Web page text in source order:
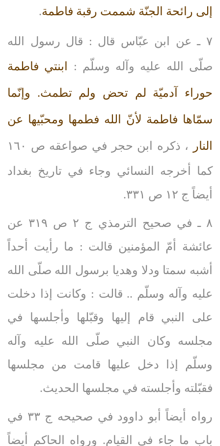
إلى رائحة الجنّة شممت رقبة فاطمة.
٧ ـ عن ابن عبّاس قال : قال رسول الله
صلّى‌ الله‌ عليه‌ وآله‌ وسلّم :
ابنتي فاطمة
حوراء آدميّة لم تحض ولم تطمث. وإنّما
سمّاها فاطمة لأنّ الله فطمها ومحبّيها عن
النار
، ذكره ابن حجر في صواعقه ص ١٦٠
كما أخرجه النسائي وجاء في تاريخ بغداد
أيضاً ج ١٢ ص ٣٣١.
٨ ـ في صحيح الترمذي ج ٢ ص ٣١٩ عن
عائشة أمّ المؤمنين قالت : ما رأيت أحداً
أشبه سمتا ودلا وهديا برسول الله صلّى‌ الله‌
عليه‌ وآله‌ وسلّم .. قالت : وكانت إذا دخلت
على النبي قام إليها وقبّلها وأجلسها في
مجلسه وكان النبي صلّى‌ الله‌ عليه‌ وآله‌
وسلّم إذا دخل عليها قامت من مجلسها
فقبّلته وأجلسته في مجلسها الحديث.
رواه أيضاً أبو داوود في صحيحه ج ٣٣ في
باب ما جاء في القيام. ورواه الحاكم أيضاً